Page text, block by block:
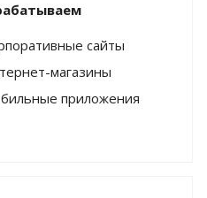
сайты
магазины
приложения